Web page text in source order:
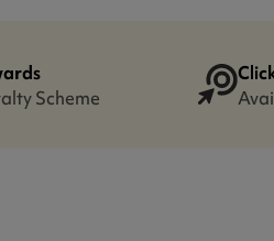
Scheme